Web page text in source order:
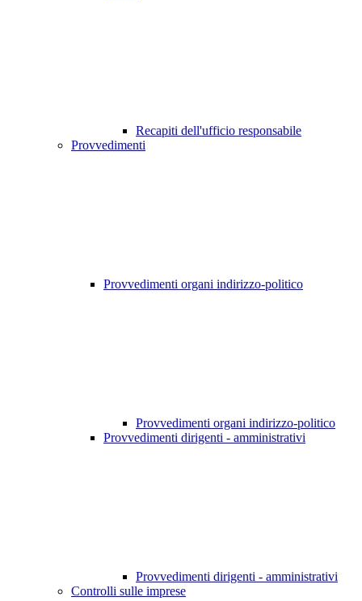
Recapiti dell'ufficio responsabile
Provvedimenti
Provvedimenti organi indirizzo-politico
Provvedimenti organi indirizzo-politico
Provvedimenti dirigenti - amministrativi
Provvedimenti dirigenti - amministrativi
Controlli sulle imprese